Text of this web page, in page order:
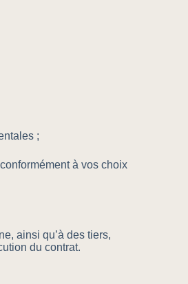
;
à vos choix
ainsi qu’à des tiers,
du contrat.